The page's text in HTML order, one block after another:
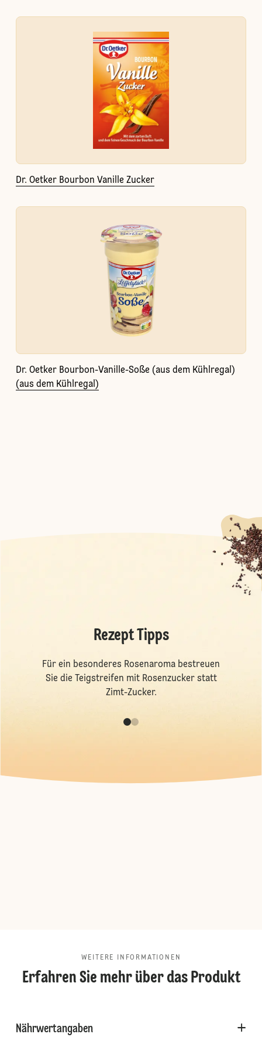
Dr. Oetker Bourbon Vanille Zucker
Dr. Oetker Bourbon-Vanille-Soße (aus dem Kühlregal)
(aus dem Kühlregal)
Rezept Tipps
Für ein besonderes Rosenaroma bestreuen
Sie die Teigstreifen mit Rosenzucker statt
Zimt-Zucker.
WEITERE INFORMATIONEN
Erfahren Sie mehr über das Produkt
Nährwertangaben